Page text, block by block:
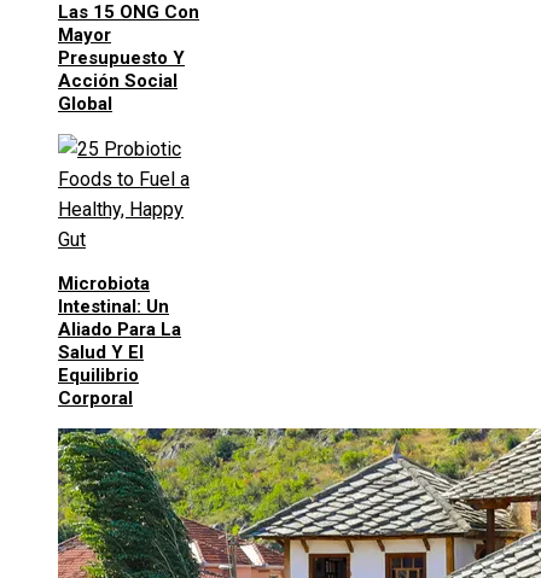
Las 15 ONG Con
Mayor
Presupuesto Y
Acción Social
Global
Microbiota
Intestinal: Un
Aliado Para La
Salud Y El
Equilibrio
Corporal